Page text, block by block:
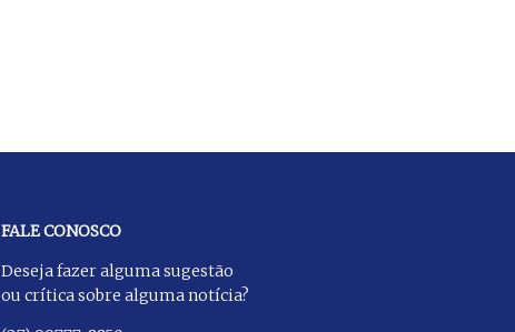
FALE CONOSCO
Deseja fazer alguma sugestão
ou crítica sobre alguma notícia?